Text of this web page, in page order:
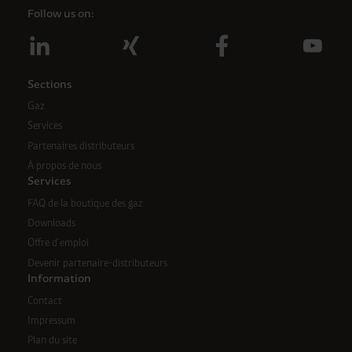
inutiles ».Vous pouvez révoquer ou modifier votre
consentement à tout moment en utilisant le lien
cookie dans le pied de page du site.
Follow us on:
Sections
Gaz
Services
Partenaires distributeurs
À propos de nous
Services
FAQ de la boutique des gaz
Downloads
Offre d´emploi
Devenir partenaire-distributeurs
Information
Contact
Impressum
Plan du site